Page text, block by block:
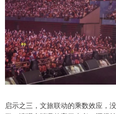
启示之三，文旅联动的乘数效应，